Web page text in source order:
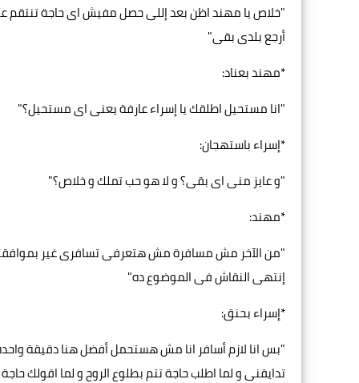
"خلاص يا مهند اظن بعد إللى حصل مفيش اى حاجة تنتقم
أرجع بلدى بقى"
*مهند بعناد:
"انا مستحيل اطلقك يا إسراء عارفة يعنى اى مستحيل؟"
*إسراء باستهجان:
"و عايز منى اى بقى؟ و لا هو حب تملك و خلاص؟"
*مهند:
"من الآخر مش مسافرة مش هتعرفى تسافرى غير
إنتهى النقاش فى الموضوع ده"
*إسراء بحنق:
"بس انا لازم أسافر انا مش هستحمل أفضل هنا دقيقة
تدايقنى و لما اطلب حاجة تتم بطلوع الروح و لما اقولك